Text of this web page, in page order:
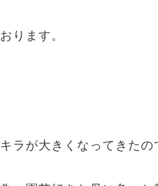
ります。
ラが大きくなってきた